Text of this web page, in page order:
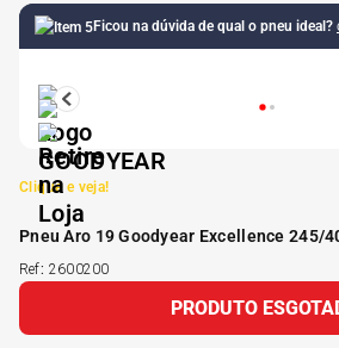
Ficou na dúvida de qual o pneu ideal?
Clique e veja!
Pneu Aro 19 Goodyear Excellence 245/
Ref: 2600200
PRODUTO
5º Kit 4 Pneu Xbri Aro 13
6 º
7 º
185 60r15